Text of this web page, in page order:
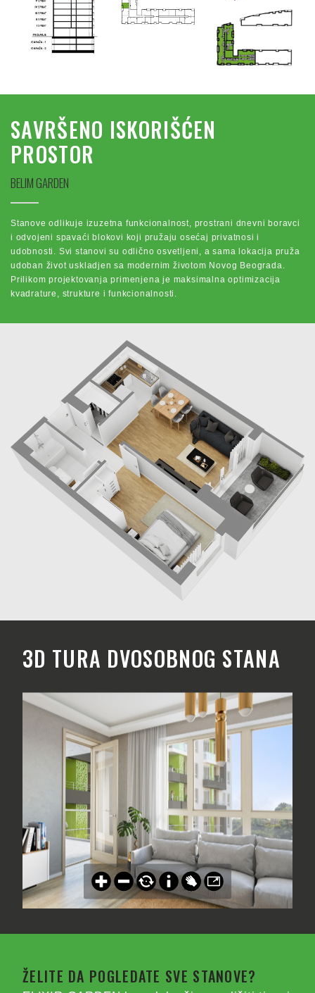
SAVRŠENO ISKORIŠĆEN
PROSTOR
BELIM GARDEN
Stanove odlikuje izuzetna funkcionalnost, prostrani dnevni boravci
i odvojeni spavaći blokovi koji pružaju osećaj privatnosi i
udobnosti. Svi stanovi su odlično osvetljeni, a sama lokacija pruža
udoban život uskladjen sa modernim životom Novog Beograda.
Prilikom projektovanja primenjena je maksimalna optimizacija
kvadrature, strukture i funkcionalnosti.
3D TURA DVOSOBNOG STANA
ŽELITE DA POGLEDATE SVE STANOVE?